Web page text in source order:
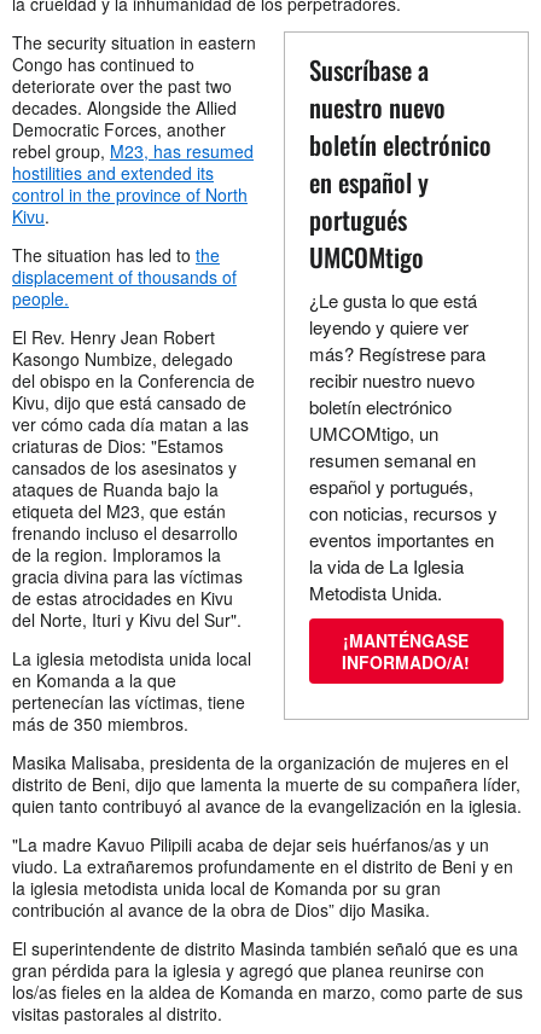
Suscríbase a
nuestro nuevo
boletín electrónico
en español y
portugués
UMCOMtigo
¿Le gusta lo que está
leyendo y quiere ver
más? Regístrese para
recibir nuestro nuevo
boletín electrónico
UMCOMtigo, un
resumen semanal en
español y portugués,
con noticias, recursos y
eventos importantes en
la vida de La Iglesia
Metodista Unida.
¡MANTÉNGASE
INFORMADO/A!
The security situation in eastern
Congo has continued to
deteriorate over the past two
decades. Alongside the Allied
Democratic Forces, another
rebel group, M23, has resumed
hostilities and extended its
control in the province of North
Kivu.
The situation has led to the
displacement of thousands of
people.
El Rev. Henry Jean Robert
Kasongo Numbize, delegado
del obispo en la Conferencia de
Kivu, dijo que está cansado de
ver cómo cada día matan a las
criaturas de Dios: "Estamos
cansados de los asesinatos y
ataques de Ruanda bajo la
etiqueta del M23, que están
frenando incluso el desarrollo
de la region. Imploramos la
gracia divina para las víctimas
de estas atrocidades en Kivu
del Norte, Ituri y Kivu del Sur".
La iglesia metodista unida local
en Komanda a la que
pertenecían las víctimas, tiene
más de 350 miembros.
Masika Malisaba, presidenta de la organización de mujeres en el
distrito de Beni, dijo que lamenta la muerte de su compañera líder,
quien tanto contribuyó al avance de la evangelización en la iglesia.
"La madre Kavuo Pilipili acaba de dejar seis huérfanos/as y un
viudo. La extrañaremos profundamente en el distrito de Beni y en
la iglesia metodista unida local de Komanda por su gran
contribución al avance de la obra de Dios” dijo Masika.
El superintendente de distrito Masinda también señaló que es una
gran pérdida para la iglesia y agregó que planea reunirse con
los/as fieles en la aldea de Komanda en marzo, como parte de sus
visitas pastorales al distrito.